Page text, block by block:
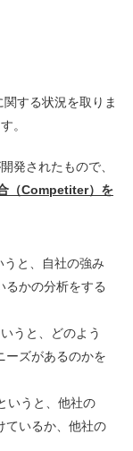
する状況を取りま
。
発されたもので、
（Competiter）を
と、自社の強み
るかの分析をする
うと、どのよう
ーズがあるのかを
いうと、他社の
ているか、他社の